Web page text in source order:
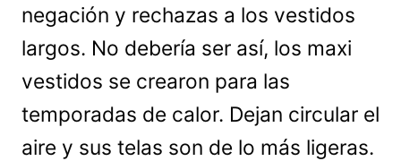
negación y rechazas a los vestidos
largos. No debería ser así, los maxi
vestidos se crearon para las
temporadas de calor. Dejan circular el
aire y sus telas son de lo más ligeras.